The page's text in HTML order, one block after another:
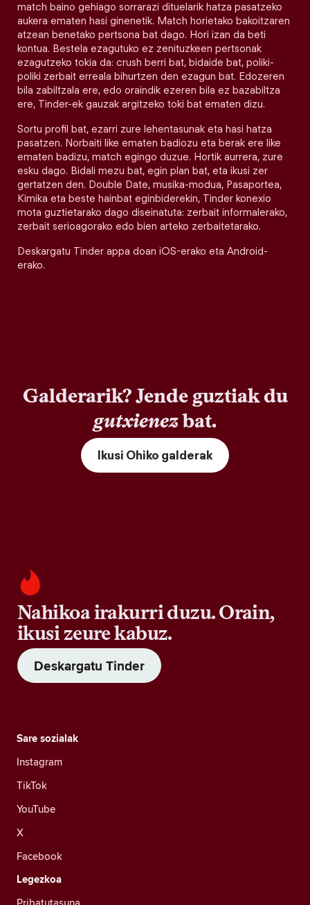
match baino gehiago sorrarazi dituelarik hatza pasatzeko
aukera ematen hasi ginenetik. Match horietako bakoitzaren
atzean benetako pertsona bat dago. Hori izan da beti
kontua. Bestela ezagutuko ez zenituzkeen pertsonak
ezagutzeko tokia da: crush berri bat, bidaide bat, poliki-
poliki zerbait erreala bihurtzen den ezagun bat. Edozeren
bila zabiltzala ere, edo oraindik ezeren bila ez bazabiltza
ere, Tinder-ek gauzak argitzeko toki bat ematen dizu.
Sortu profil bat, ezarri zure lehentasunak eta hasi hatza
pasatzen. Norbaiti like ematen badiozu eta berak ere like
ematen badizu, match egingo duzue. Hortik aurrera, zure
esku dago. Bidali mezu bat, egin plan bat, eta ikusi zer
gertatzen den. Double Date, musika-modua, Pasaportea,
Kimika eta beste hainbat eginbiderekin, Tinder konexio
mota guztietarako dago diseinatuta: zerbait informalerako,
zerbait serioagorako edo bien arteko zerbaitetarako.
Deskargatu Tinder appa doan iOS-erako eta Android-
erako.
Galderarik? Jende guztiak du
gutxienezbat.
Ikusi Ohiko galderak
Nahikoa irakurri duzu. Orain,
ikusi zeure kabuz.
Deskargatu Tinder
Sare sozialak
Instagram
TikTok
YouTube
X
Facebook
Legezkoa